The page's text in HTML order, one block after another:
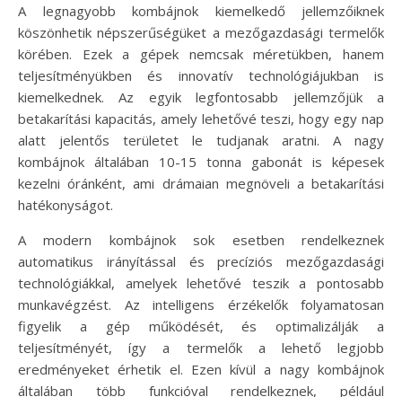
A legnagyobb kombájnok kiemelkedő jellemzőiknek
köszönhetik népszerűségüket a mezőgazdasági termelők
körében. Ezek a gépek nemcsak méretükben, hanem
teljesítményükben és innovatív technológiájukban is
kiemelkednek. Az egyik legfontosabb jellemzőjük a
betakarítási kapacitás, amely lehetővé teszi, hogy egy nap
alatt jelentős területet le tudjanak aratni. A nagy
kombájnok általában 10-15 tonna gabonát is képesek
kezelni óránként, ami drámaian megnöveli a betakarítási
hatékonyságot.
A modern kombájnok sok esetben rendelkeznek
automatikus irányítással és precíziós mezőgazdasági
technológiákkal, amelyek lehetővé teszik a pontosabb
munkavégzést. Az intelligens érzékelők folyamatosan
figyelik a gép működését, és optimalizálják a
teljesítményét, így a termelők a lehető legjobb
eredményeket érhetik el. Ezen kívül a nagy kombájnok
általában több funkcióval rendelkeznek, például